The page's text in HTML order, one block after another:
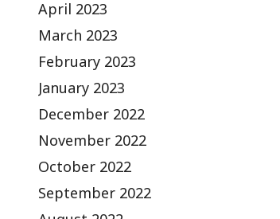
April 2023
March 2023
February 2023
January 2023
December 2022
November 2022
October 2022
September 2022